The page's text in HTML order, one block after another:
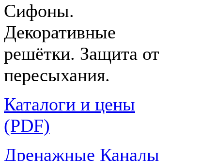
Сифоны.
Декоративные
решётки. Защита от
пересыхания.
Каталоги и цены
(PDF)
Дренажные Каналы